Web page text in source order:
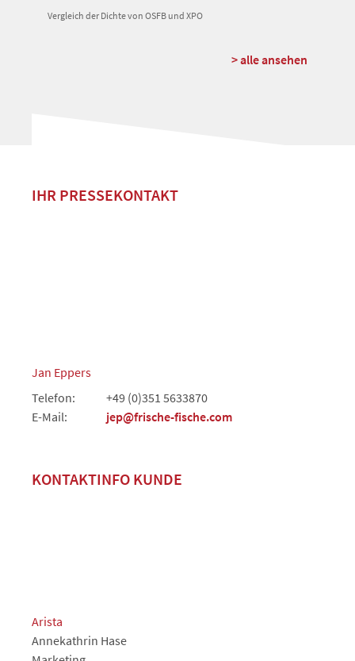
Vergleich der Dichte von OSFB und XPO
> alle ansehen
IHR PRESSEKONTAKT
Jan Eppers
Telefon:
+49 (0)351 5633870
E-Mail:
jep@frische-fische.com
KONTAKTINFO KUNDE
Arista
Annekathrin Hase